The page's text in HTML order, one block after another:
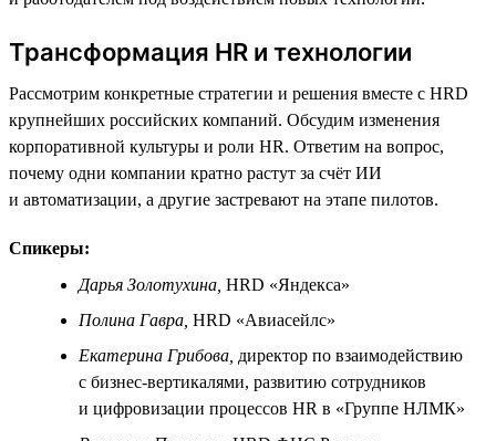
Трансформация HR и технологии
Рассмотрим конкретные стратегии и решения вместе с HRD
крупнейших российских компаний. Обсудим изменения
корпоративной культуры и роли HR. Ответим на вопрос,
почему одни компании кратно растут за счёт ИИ
и автоматизации, а другие застревают на этапе пилотов.
Спикеры:
Дарья Золотухина, HRD «Яндекса»
Полина Гавра, HRD «Авиасейлс»
Екатерина Грибова, директор по взаимодействию
с бизнес-вертикалями, развитию сотрудников
и цифровизации процессов HR в «Группе НЛМК»